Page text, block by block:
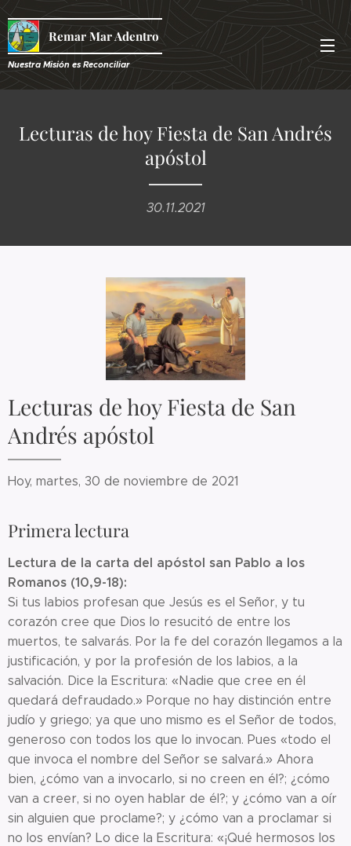
Remar Mar Adentro
Nuestra Misión es Reconciliar
Lecturas de hoy Fiesta de San Andrés
apóstol
30.11.2021
Lecturas de hoy Fiesta de San
Andrés apóstol
Hoy, martes, 30 de noviembre de 2021
Primera lectura
Lectura de la carta del apóstol san Pablo a los
Romanos (10,9-18):
Si tus labios profesan que Jesús es el Señor, y tu
corazón cree que Dios lo resucitó de entre los
muertos, te salvarás. Por la fe del corazón llegamos a la
justificación, y por la profesión de los labios, a la
salvación. Dice la Escritura: «Nadie que cree en él
quedará defraudado.» Porque no hay distinción entre
judío y griego; ya que uno mismo es el Señor de todos,
generoso con todos los que lo invocan. Pues «todo el
que invoca el nombre del Señor se salvará.» Ahora
bien, ¿cómo van a invocarlo, si no creen en él?; ¿cómo
van a creer, si no oyen hablar de él?; y ¿cómo van a oír
sin alguien que proclame?; y ¿cómo van a proclamar si
no los envían? Lo dice la Escritura: «¡Qué hermosos los